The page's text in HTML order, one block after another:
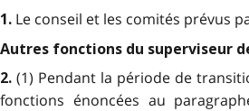
1. Le conseil et les comités prévus
Autres fonctions du superviseur
2. (1) Pendant la période de
fonctions énoncées au